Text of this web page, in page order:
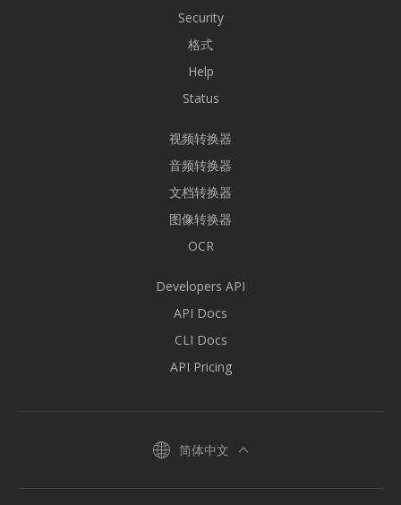
Security
格式
Help
Status
视频转换器
音频转换器
文档转换器
图像转换器
OCR
Developers API
API Docs
CLI Docs
API Pricing
简体中文